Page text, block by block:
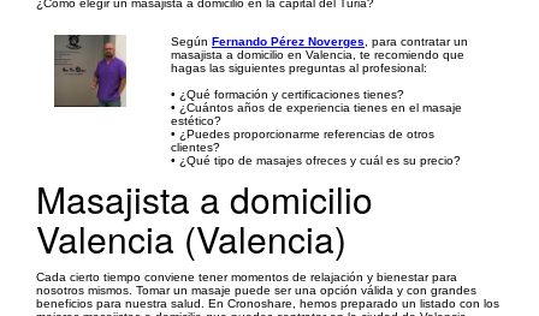
¿Cómo elegir un masajista a domicilio en la capital del Turia?
Según Fernando Pérez Noverges , para contratar un
masajista a domicilio en Valencia, te recomiendo que
hagas las siguientes preguntas al profesional:
• ¿Qué formación y certificaciones tienes?
• ¿Cuántos años de experiencia tienes en el masaje
estético?
• ¿Puedes proporcionarme referencias de otros
clientes?
• ¿Qué tipo de masajes ofreces y cuál es su precio?
Masajista a domicilio
Valencia (Valencia)
Cada cierto tiempo conviene tener momentos de relajación y bienestar para
nosotros mismos. Tomar un masaje puede ser una opción válida y con grandes
beneficios para nuestra salud. En Cronoshare, hemos preparado un listado con los